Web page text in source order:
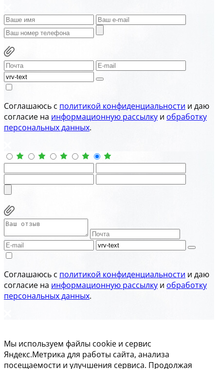
Соглашаюсь с политикой конфиденциальности и даю
согласие на информационную рассылку и обработку
персональных данных.
Соглашаюсь с политикой конфиденциальности и даю
согласие на информационную рассылку и обработку
персональных данных.
Мы используем файлы cookie и сервис
Яндекс.Метрика для работы сайта, анализа
посещаемости и улучшения сервиса. Продолжая